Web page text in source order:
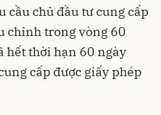
cầu chủ đầu tư cung cấp
chỉnh trong vòng 60
hết thời hạn 60 ngày
cấp được giấy phép